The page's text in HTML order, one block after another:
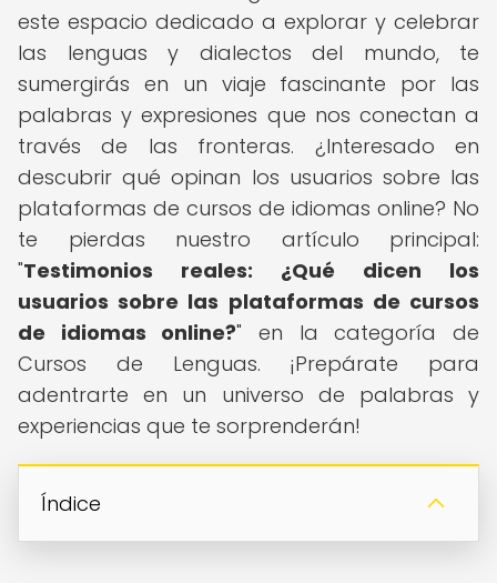
este espacio dedicado a explorar y celebrar
las lenguas y dialectos del mundo, te
sumergirás en un viaje fascinante por las
palabras y expresiones que nos conectan a
través de las fronteras. ¿Interesado en
descubrir qué opinan los usuarios sobre las
plataformas de cursos de idiomas online? No
te pierdas nuestro artículo principal:
"Testimonios reales: ¿Qué dicen los
usuarios sobre las plataformas de cursos
de idiomas online?" en la categoría de
Cursos de Lenguas. ¡Prepárate para
adentrarte en un universo de palabras y
experiencias que te sorprenderán!
Índice